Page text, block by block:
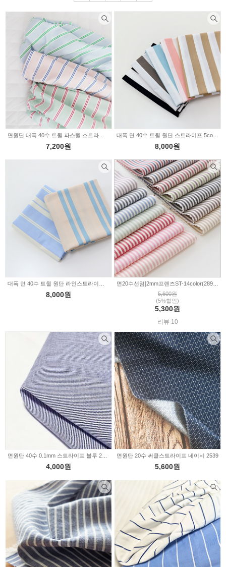
7,200원 8,000원
8,000원
5,600원
(5%할인)
5,300원
리뷰 10
면원단 40수 0.1mm 스트라이프 블루 2236267
4,000원
면원단 20수 써클스트라이프 네이비 2539
5,600원